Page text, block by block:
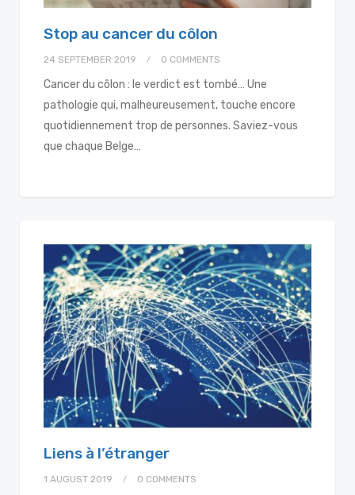
Stop au cancer du côlon
24 SEPTEMBER 2019 0 COMMENTS
Cancer du côlon : le verdict est tombé… Une
pathologie qui, malheureusement, touche encore
quotidiennement trop de personnes. Saviez-vous
que chaque Belge…
Liens à l’étranger
1 AUGUST 2019 0 COMMENTS